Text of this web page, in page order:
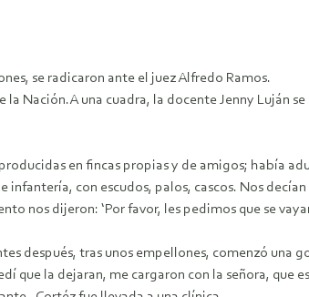
se radicaron ante el juez Alfredo Ramos.
Nación.A una cuadra, la docente Jenny Luján
en fincas propias y de amigos; había
con escudos, palos, cascos. Nos
nos dijeron: ‘Por favor, les pedimos que se
después, tras unos empellones, comenzó una
que la dejaran, me cargaron con la señora, que